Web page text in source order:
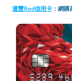
滙豐Red信用卡 ：網